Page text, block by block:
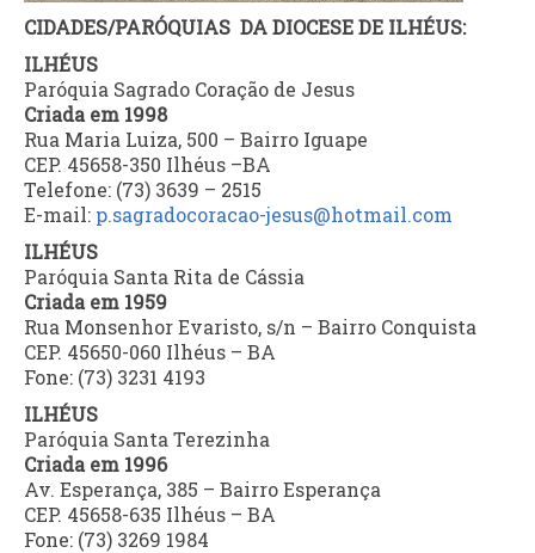
CIDADES/PARÓQUIAS DA DIOCESE DE ILHÉUS:
ILHÉUS
Paróquia Sagrado Coração de Jesus
Criada em 1998
Rua Maria Luiza, 500 – Bairro Iguape
CEP. 45658-350 Ilhéus –BA
Telefone: (73) 3639 – 2515
E-mail: p.sagradocoracao-jesus@hotmail.com
ILHÉUS
Paróquia Santa Rita de Cássia
Criada em 1959
Rua Monsenhor Evaristo, s/n – Bairro Conquista
CEP. 45650-060 Ilhéus – BA
Fone: (73) 3231 4193
ILHÉUS
Paróquia Santa Terezinha
Criada em 1996
Av. Esperança, 385 – Bairro Esperança
CEP. 45658-635 Ilhéus – BA
Fone: (73) 3269 1984